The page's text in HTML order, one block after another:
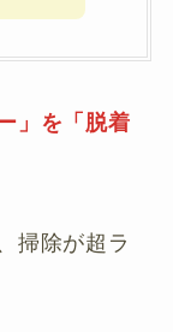
」を「脱着
掃除が超ラ